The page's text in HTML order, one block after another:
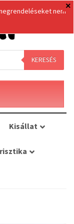
KERESÉS
Kisállat
nem